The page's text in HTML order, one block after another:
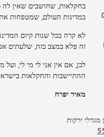
בחקלאות, שחושבים שאין לה
במדינות העולם, שמטפחות
לא קרה בכל שנות קיום
זה פלא במצב כזה, שלעתים
לכן, אם אין אני לי מי לי,
ההתיישבות והחקלאות
מאיר יפרח
מגדלי ירקות